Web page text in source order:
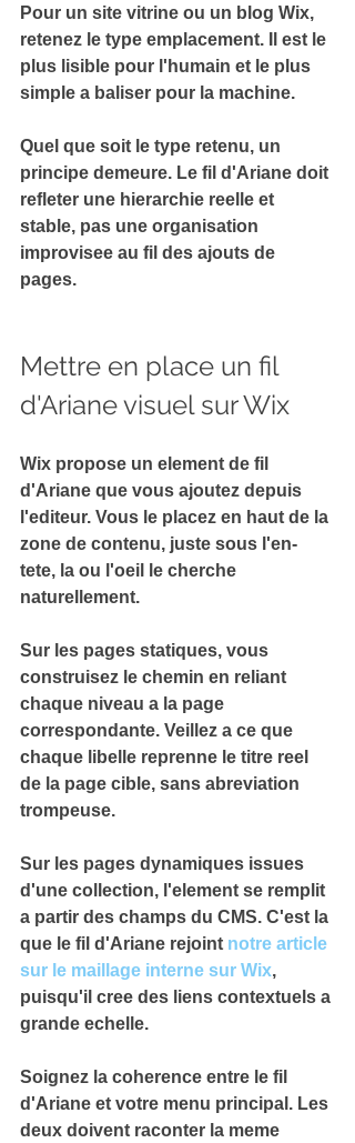
Pour un site vitrine ou un blog Wix,
retenez le type emplacement. Il est le
plus lisible pour l'humain et le plus
simple a baliser pour la machine.
Quel que soit le type retenu, un
principe demeure. Le fil d'Ariane doit
refleter une hierarchie reelle et
stable, pas une organisation
improvisee au fil des ajouts de
pages.
Mettre en place un fil
d'Ariane visuel sur Wix
Wix propose un element de fil
d'Ariane que vous ajoutez depuis
l'editeur. Vous le placez en haut de la
zone de contenu, juste sous l'en-
tete, la ou l'oeil le cherche
naturellement.
Sur les pages statiques, vous
construisez le chemin en reliant
chaque niveau a la page
correspondante. Veillez a ce que
chaque libelle reprenne le titre reel
de la page cible, sans abreviation
trompeuse.
Sur les pages dynamiques issues
d'une collection, l'element se remplit
a partir des champs du CMS. C'est la
que le fil d'Ariane rejoint notre article
sur le maillage interne sur Wix,
puisqu'il cree des liens contextuels a
grande echelle.
Soignez la coherence entre le fil
d'Ariane et votre menu principal. Les
deux doivent raconter la meme